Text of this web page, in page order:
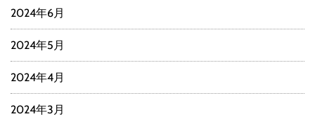
2024年6月
2024年5月
2024年4月
2024年3月